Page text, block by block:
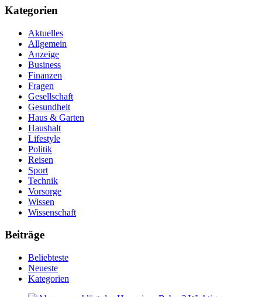
Kategorien
Aktuelles
Allgemein
Anzeige
Business
Finanzen
Fragen
Gesellschaft
Gesundheit
Haus & Garten
Haushalt
Lifestyle
Politik
Reisen
Sport
Technik
Vorsorge
Wissen
Wissenschaft
Beiträge
Beliebteste
Neueste
Kategorien